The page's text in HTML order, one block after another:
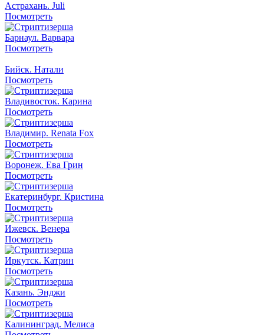
Астрахань. Juli
Посмотреть
Барнаул. Варвара
Посмотреть
Бийск. Натали
Посмотреть
Владивосток. Карина
Посмотреть
Владимир. Renata Fox
Посмотреть
Воронеж. Ева Грин
Посмотреть
Екатеринбург. Кристина
Посмотреть
Ижевск. Венера
Посмотреть
Иркутск. Катрин
Посмотреть
Казань. Энджи
Посмотреть
Калининград. Мелиса